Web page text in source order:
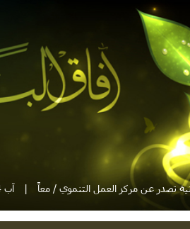
تصدر عن مركز العمل التنموي / معاً | آب 2024 - العدد 167 (2024-08-01)